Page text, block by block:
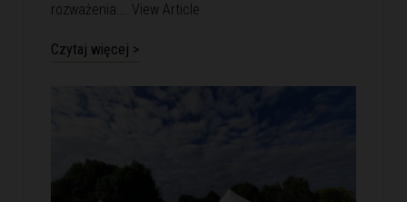
rozważenia…. View Article
Czytaj więcej >